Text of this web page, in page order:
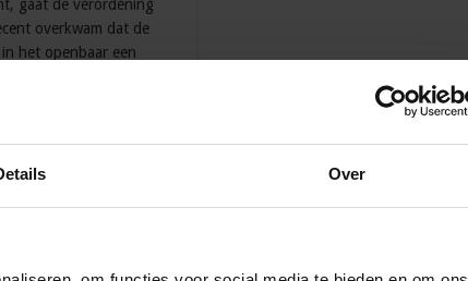
Over
gaat de verordening
overkwam dat de
het openbaar een
van het
5 jun 1986,
of ook in dit geval de
Grondwet wegens